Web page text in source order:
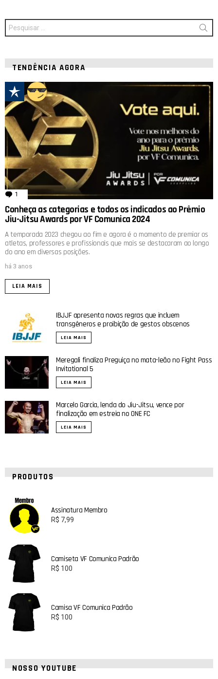
Procurar
por:
TENDÊNCIA AGORA
1 comentário
Conheça as categorias e todos os indicados ao Prêmio
Jiu-Jitsu Awards por VF Comunica 2024
A temporada 2023 chegou ao fim e agora é o momento de premiar os
atletas, professores e profissionais que mais se destacaram ao longo
do ano em diversas posições.
há 3 anos
LEIA MAIS
IBJJF apresenta novas regras que incluem
transgêneros e proibição de gestos obscenos
LEIA MAIS
Meregali finaliza Preguiça no mata-leão no Fight Pass
Invitational 5
LEIA MAIS
Marcelo Garcia, lenda do Jiu-Jitsu, vence por
finalização em estreia no ONE FC
LEIA MAIS
PRODUTOS
Assinatura Membro
R$ 7,99
Camiseta VF Comunica Padrão
R$ 100
Camisa VF Comunica Padrão
R$ 100
NOSSO YOUTUBE